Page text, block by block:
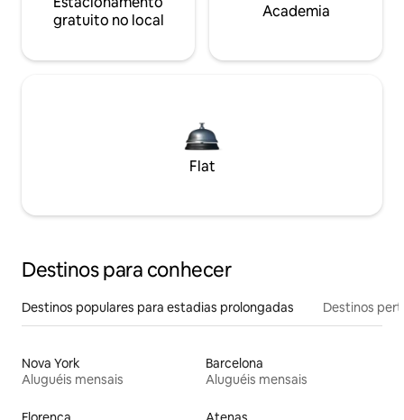
gratuito no local
Academia
Flat
Destinos para conhecer
Destinos populares para estadias prolongadas Destinos
Nova York
Aluguéis mensais
Barcelona
Aluguéis mensais